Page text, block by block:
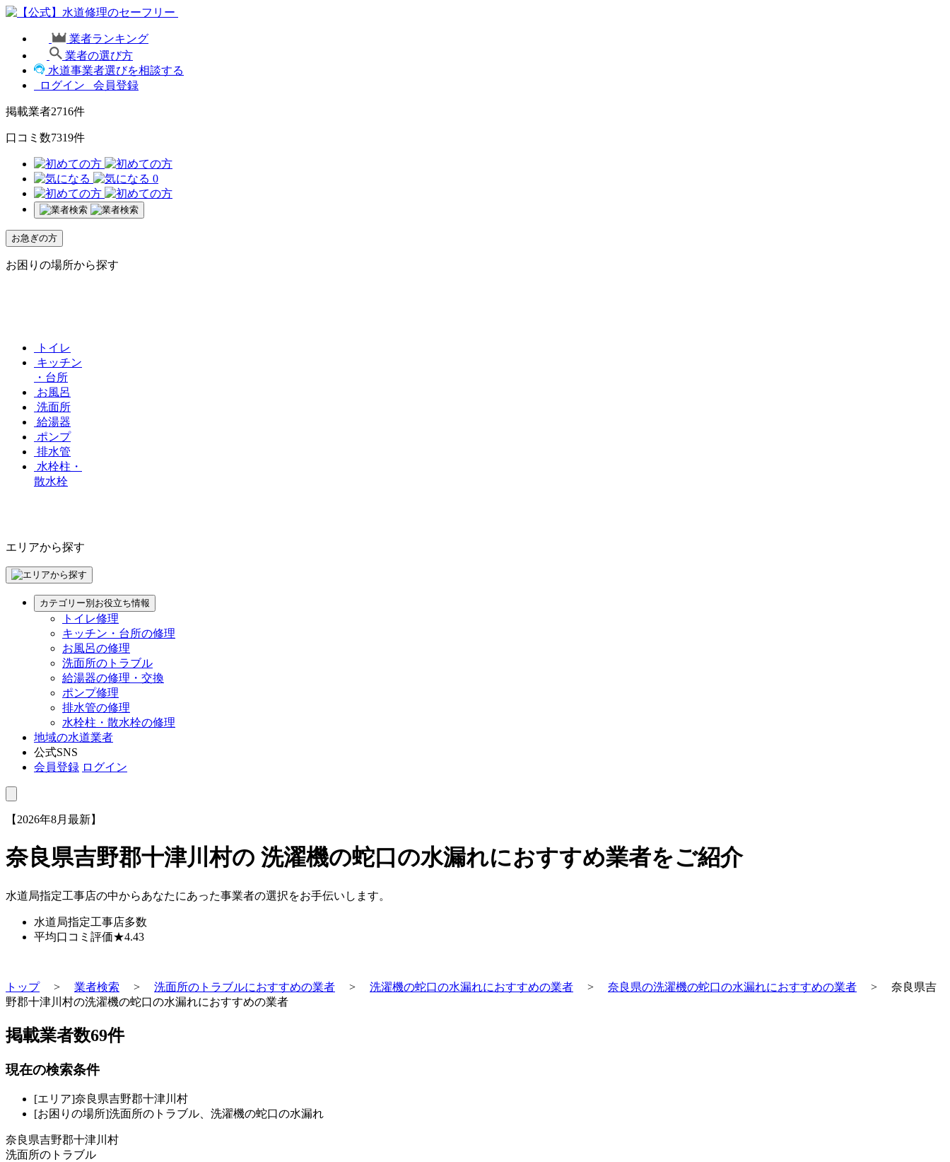
業者ランキング
業者の選び方
水道事業者選びを相談する
ログイン
会員登録
掲載業者2716件
口コミ数7319件
0
お急ぎの方
お困りの場所から探す
トイレ
キッチン
・台所
お風呂
洗面所
給湯器
ポンプ
排水管
水栓柱・
散水栓
エリアから探す
カテゴリー別お役立ち情報
トイレ修理
キッチン・台所の修理
お風呂の修理
洗面所のトラブル
給湯器の修理・交換
ポンプ修理
排水管の修理
水栓柱・散水栓の修理
地域の水道業者
公式SNS
会員登録 ログイン
【2026年8月最新】
奈良県吉野郡十津川村の 洗濯機の蛇口の水漏れにおすすめ業者をご紹介
水道局指定工事店の中からあなたにあった事業者の選択をお手伝いします。
水道局指定工事店多数
平均口コミ評価★4.43
トップ> 業者検索 > 洗面所のトラブルにおすすめの業者 > 洗濯機の蛇口の水漏れにおすすめの業者 > 奈良県の洗濯機の蛇口の水漏れにおすすめの業者 > 奈良県吉
野郡十津川村の洗濯機の蛇口の水漏れにおすすめの業者
掲載業者数69件
現在の検索条件
[エリア]奈良県吉野郡十津川村
[お困りの場所]洗面所のトラブル、洗濯機の蛇口の水漏れ
奈良県吉野郡十津川村
洗面所のトラブル